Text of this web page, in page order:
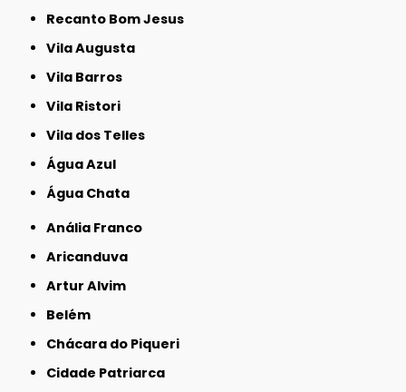
Recanto Bom Jesus
Vila Augusta
Vila Barros
Vila Ristori
Vila dos Telles
Água Azul
Água Chata
Anália Franco
Aricanduva
Artur Alvim
Belém
Chácara do Piqueri
Cidade Patriarca